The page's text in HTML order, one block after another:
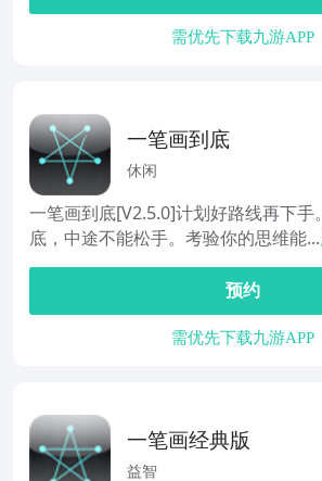
需优先下载九游APP
一笔画到底
休闲
一笔画到底[V2.5.0]计划好路线再下手
底，中途不能松手。考验你的思维能...
预约
需优先下载九游APP
一笔画经典版
益智